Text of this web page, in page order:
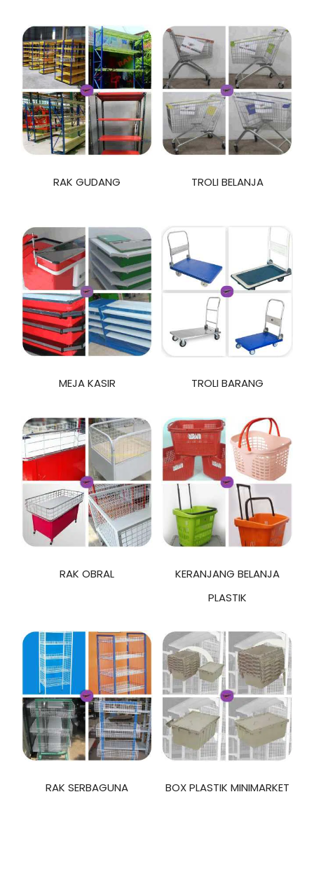
RAK GUDANG TROLI BELANJA
MEJA KASIR TROLI BARANG
RAK OBRAL
KERANJANG BELANJA
PLASTIK
RAK SERBAGUNA BOX PLASTIK MINIMARKET